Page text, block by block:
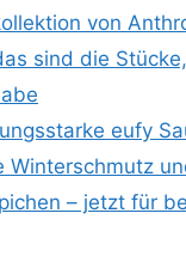
von
sind die
eufy
Winterschmutz
– jetzt für